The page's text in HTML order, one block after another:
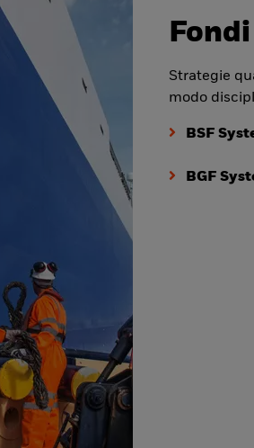
Strategie
modo
BSF
BGF